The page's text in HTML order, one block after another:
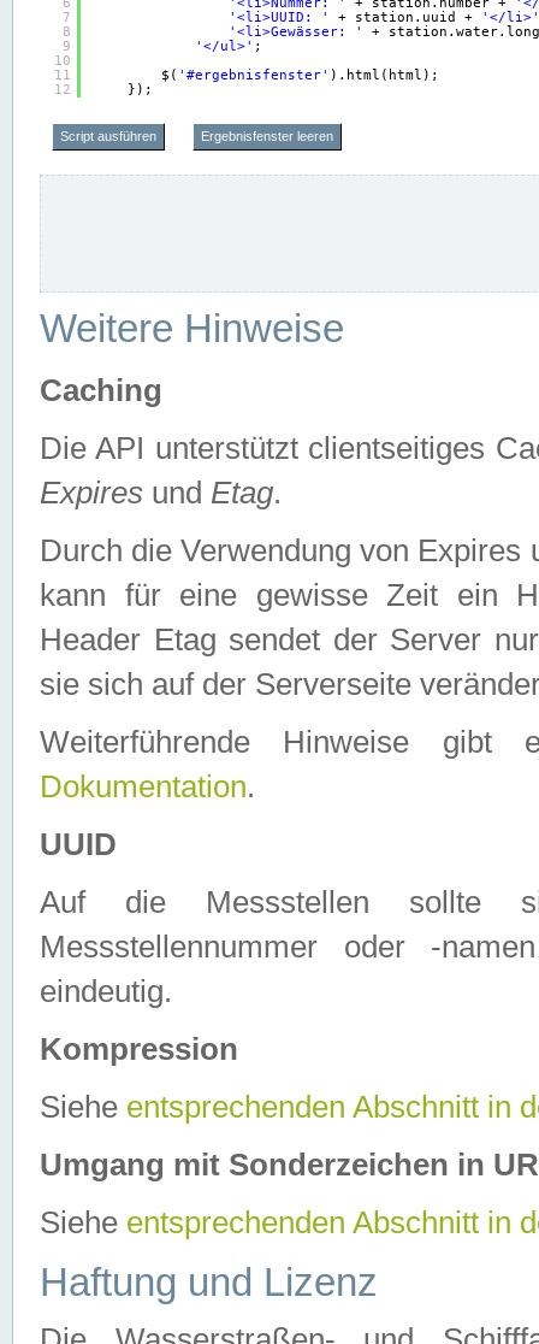
7
8
9
10
11
12
'<li>UUID: '
+ station.uuid +
'</li>'
'<li>Gewässer: '
+
'</ul>' ;
$( '#ergebnisfenster' ).html(html);
});
Script ausführen Ergebnisfenster leeren
Weitere Hinweise
Caching
Die API unterstützt clientseitiges
Expires und Etag.
Durch die Verwendung von
kann für eine gewisse Zeit ein
Header Etag sendet der Server
sie sich auf der Serverseite
Weiterführende Hinweise
Dokumentation.
UUID
Auf die Messstellen sollte
Messstellennummer oder -
eindeutig.
Kompression
Siehe entsprechenden Abschnitt in
Umgang mit Sonderzeichen in
Siehe entsprechenden Abschnitt in
Haftung und Lizenz